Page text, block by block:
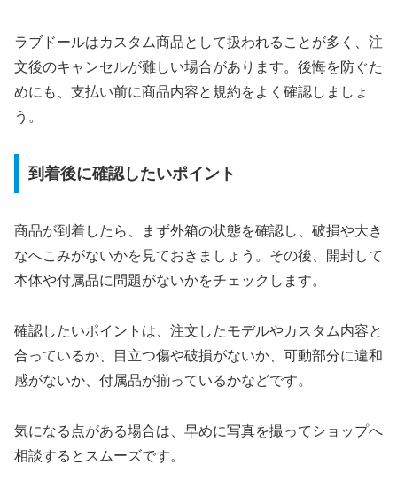
ラブドールはカスタム商品として扱われることが多く、注
文後のキャンセルが難しい場合があります。後悔を防ぐた
めにも、支払い前に商品内容と規約をよく確認しましょ
う。
到着後に確認したいポイント
商品が到着したら、まず外箱の状態を確認し、破損や大き
なへこみがないかを見ておきましょう。その後、開封して
本体や付属品に問題がないかをチェックします。
確認したいポイントは、注文したモデルやカスタム内容と
合っているか、目立つ傷や破損がないか、可動部分に違和
感がないか、付属品が揃っているかなどです。
気になる点がある場合は、早めに写真を撮ってショップへ
相談するとスムーズです。